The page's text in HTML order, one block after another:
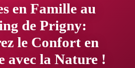
en Famille au
de Prigny:
le Confort en
avec la Nature !